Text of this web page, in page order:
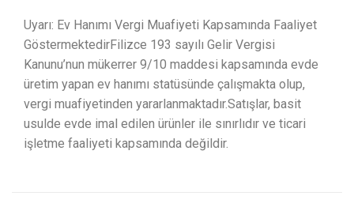
Uyarı: Ev Hanımı Vergi Muafiyeti Kapsamında Faaliyet
GöstermektedirFilizce 193 sayılı Gelir Vergisi
Kanunu’nun mükerrer 9/10 maddesi kapsamında evde
üretim yapan ev hanımı statüsünde çalışmakta olup,
vergi muafiyetinden yararlanmaktadır.Satışlar, basit
usulde evde imal edilen ürünler ile sınırlıdır ve ticari
işletme faaliyeti kapsamında değildir.